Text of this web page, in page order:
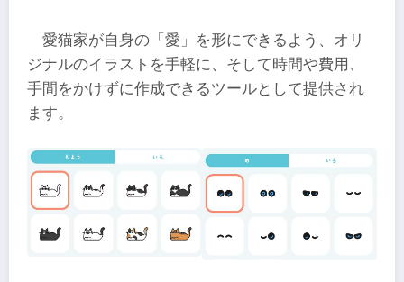
愛猫家が自身の「愛」を形にできるよう、オリ
ジナルのイラストを手軽に、そして時間や費用、
手間をかけずに作成できるツールとして提供され
ます。